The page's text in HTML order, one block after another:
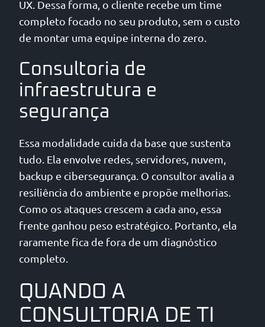
UX. Dessa forma, o cliente recebe um time
completo focado no seu produto, sem o custo
de montar uma equipe interna do zero.
Consultoria de
infraestrutura e
segurança
Essa modalidade cuida da base que sustenta
tudo. Ela envolve redes, servidores, nuvem,
backup e cibersegurança. O consultor avalia a
resiliência do ambiente e propõe melhorias.
Como os ataques crescem a cada ano, essa
frente ganhou peso estratégico. Portanto, ela
raramente fica de fora de um diagnóstico
completo.
QUANDO A
CONSULTORIA DE TI